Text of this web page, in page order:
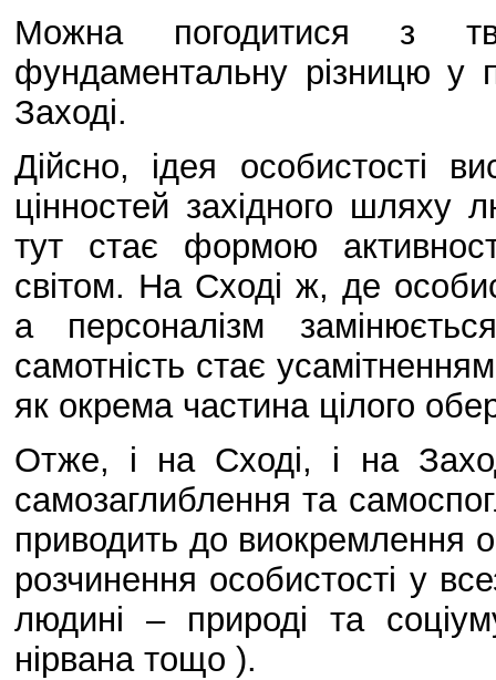
Можна погодитися з
фундаментальну різницю у
Заході.
Дійсно, ідея особистості
цінностей західного шляху
тут стає формою
світом. На Сході ж, де
а персоналізм
самотність стає
як окрема частина цілого
Отже, і на Сході, і на
самозаглиблення та
приводить до виокремлення
розчинення особистості у
людині – природі та
нірвана тощо ).